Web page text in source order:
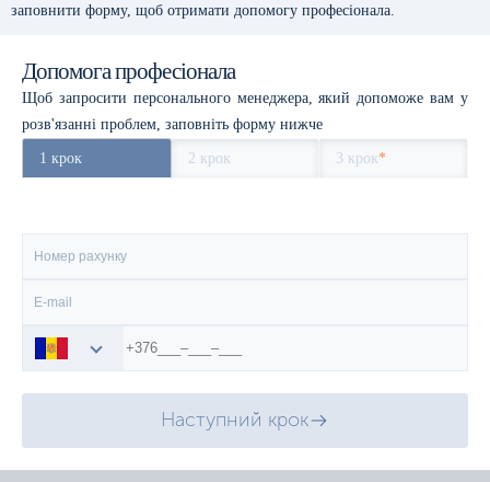
заповнити форму, щоб отримати допомогу професіонала.
Допомога професіонала
Щоб запросити персонального менеджера, який допоможе вам у
розв'язанні проблем, заповніть форму нижче
1 крок 2 крок 3 крок*
Наступний крок